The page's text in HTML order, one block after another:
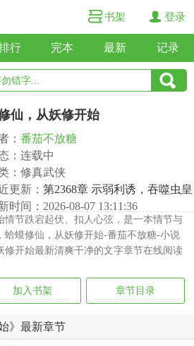
书架 登录
行 完本 最新 记录
仙，从妖修开始
： 番茄不放糖
：连载中
：修真武侠
更新： 第2368章 示弱利诱，吞噬虫皇
时间：2026-08-07 13:11:36
情节跌宕起伏、扣人心弦，是一本情节与
蛤蟆修仙，从妖修开始-番茄不放糖-小说
修开始最新清爽干净的文字章节在线阅读
加入书架 章节目录
》最新章节